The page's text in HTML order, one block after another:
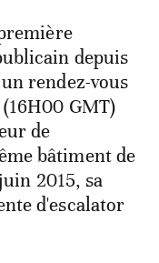
depuis
rendez-vous
GMT)
de
bâtiment de
2015, sa
d'escalator